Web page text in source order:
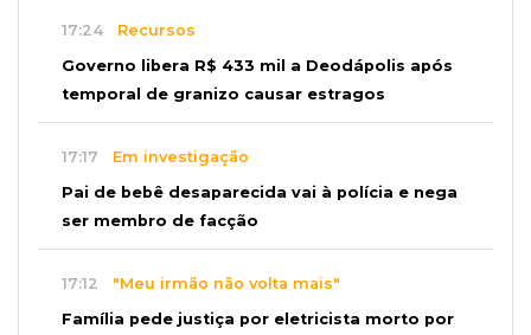
17:24 Recursos
Governo libera R$ 433 mil a Deodápolis após
temporal de granizo causar estragos
17:17 Em investigação
Pai de bebê desaparecida vai à polícia e nega
ser membro de facção
17:12 "Meu irmão não volta mais"
Família pede justiça por eletricista morto por